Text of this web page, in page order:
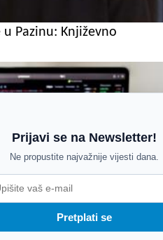
Pazinu: Književno
Prijavi se na Newsletter!
Ne propustite najvažnije vijesti dana.
Pretplati se